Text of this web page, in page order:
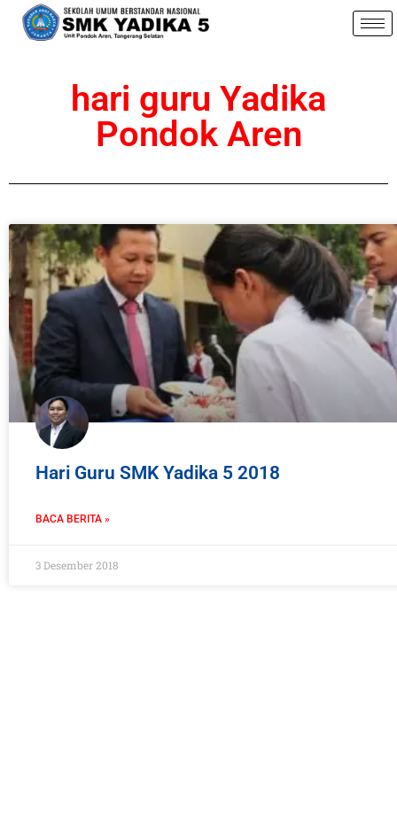
hari guru Yadika
Pondok Aren
Hari Guru SMK Yadika 5 2018
BACA BERITA »
3 Desember 2018